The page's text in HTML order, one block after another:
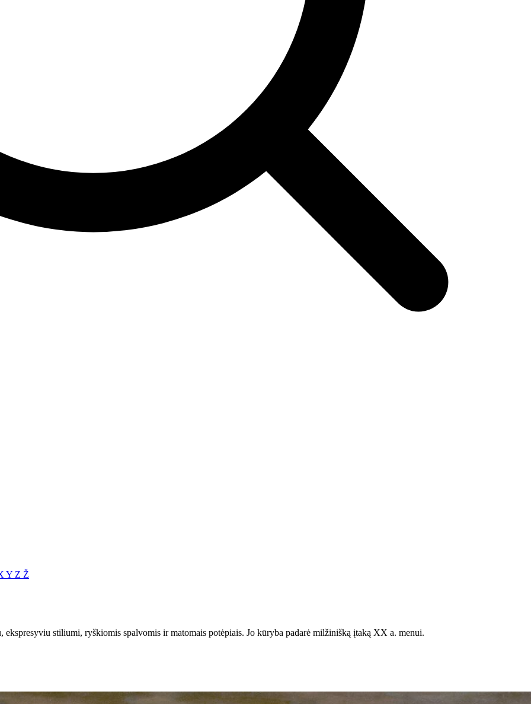
Y Z Ž
ekspresyviu stiliumi, ryškiomis spalvomis ir matomais potėpiais. Jo kūryba padarė milžinišką įtaką XX a. menui.